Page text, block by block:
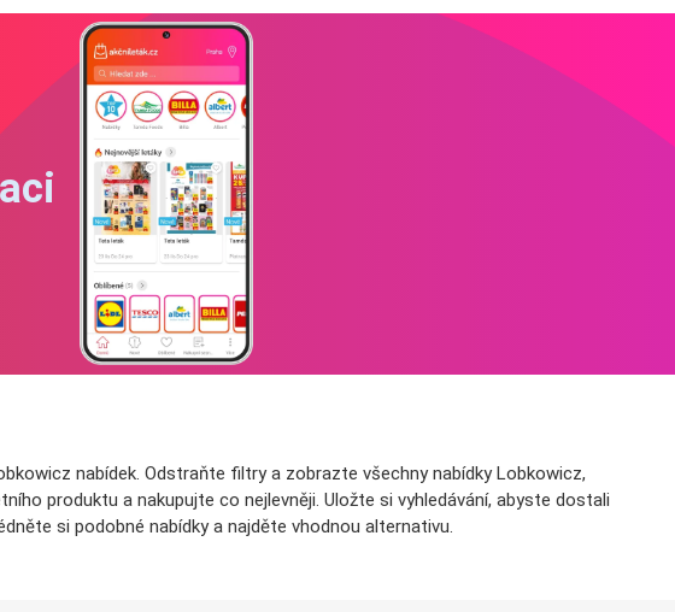
nabídek. Odstraňte filtry a zobrazte všechny nabídky Lobkowicz,
produktu a nakupujte co nejlevněji. Uložte si vyhledávání, abyste dostali
si podobné nabídky a najděte vhodnou alternativu.